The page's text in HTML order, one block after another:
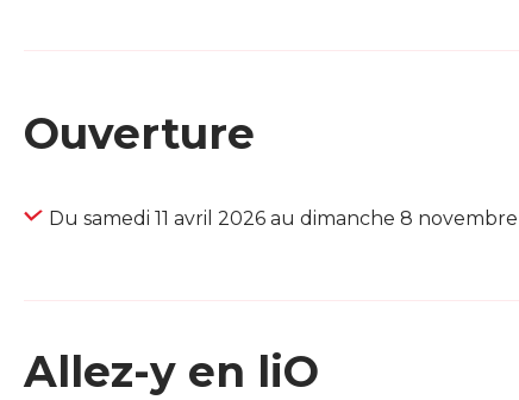
Ouverture
Du samedi 11 avril 2026 au dimanche 8
Allez-y en liO